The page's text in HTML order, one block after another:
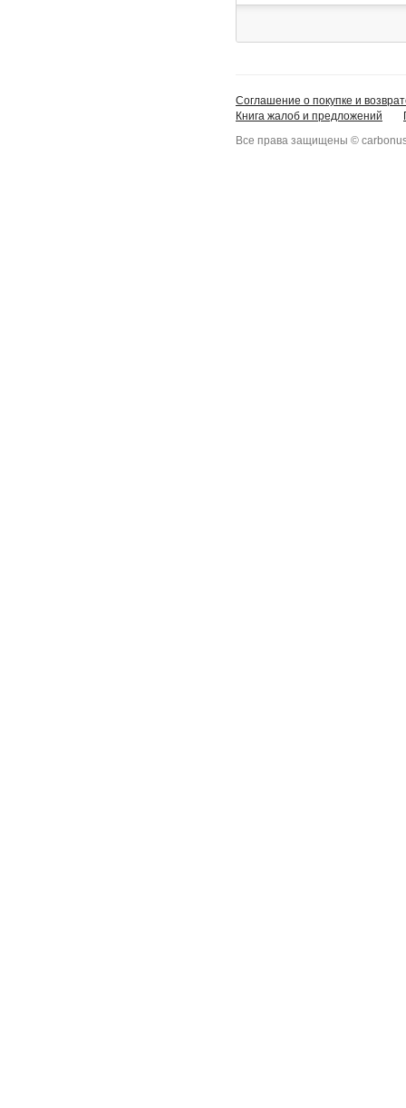
Соглашение о покупке и
Книга жалоб и предложений
Все права защищены ©